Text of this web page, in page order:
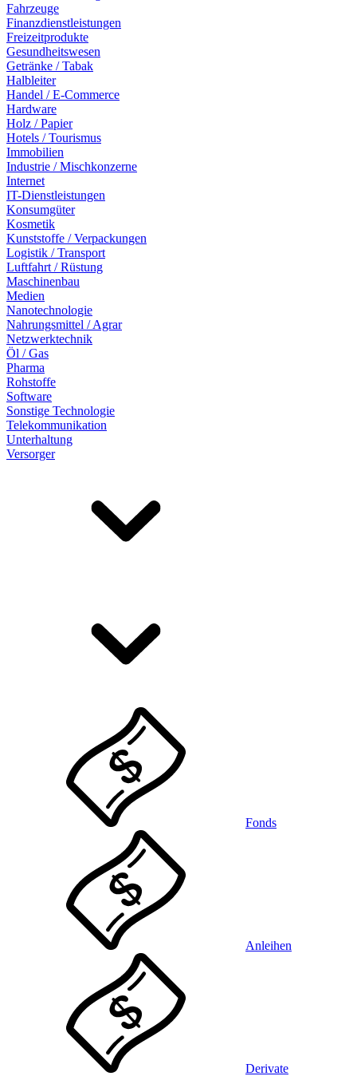
Fahrzeuge
Finanzdienstleistungen
Freizeitprodukte
Gesundheitswesen
Getränke / Tabak
Halbleiter
Handel / E-Commerce
Hardware
Holz / Papier
Hotels / Tourismus
Immobilien
Industrie / Mischkonzerne
Internet
IT-Dienstleistungen
Konsumgüter
Kosmetik
Kunststoffe / Verpackungen
Logistik / Transport
Luftfahrt / Rüstung
Maschinenbau
Medien
Nanotechnologie
Nahrungsmittel / Agrar
Netzwerktechnik
Öl / Gas
Pharma
Rohstoffe
Software
Sonstige Technologie
Telekommunikation
Unterhaltung
Versorger
Fonds
Anleihen
Derivate